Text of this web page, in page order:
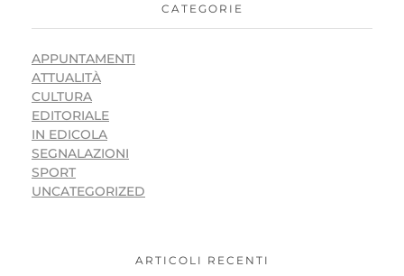
CATEGORIE
APPUNTAMENTI
ATTUALITÀ
CULTURA
EDITORIALE
IN EDICOLA
SEGNALAZIONI
SPORT
UNCATEGORIZED
ARTICOLI RECENTI